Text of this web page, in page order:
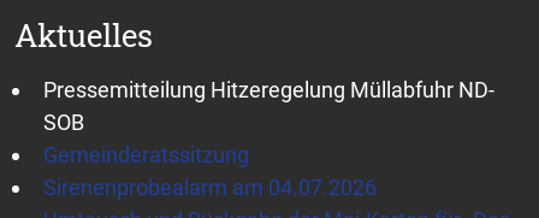
Aktuelles
Pressemitteilung Hitzeregelung Müllabfuhr ND-
SOB
Gemeinderatssitzung
Sirenenprobealarm am 04.07.2026